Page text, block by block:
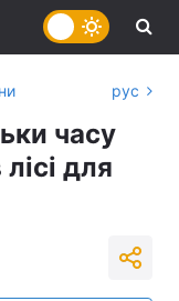
рус
часу
для